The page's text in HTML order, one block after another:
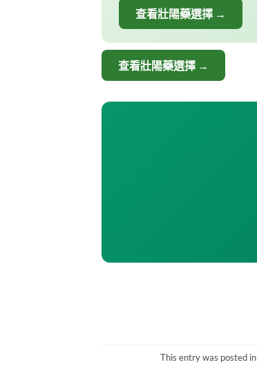
查看壯陽藥選擇 →
查看壯陽藥選擇 →
This entry was posted in